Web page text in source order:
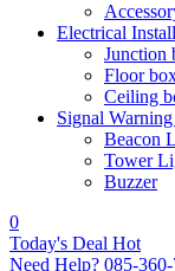
Electrical
Junction
Floor
Ceiling
Signal
Beacon
Tower
Buzzer
0
Today's Deal Hot
Need Help? 085-